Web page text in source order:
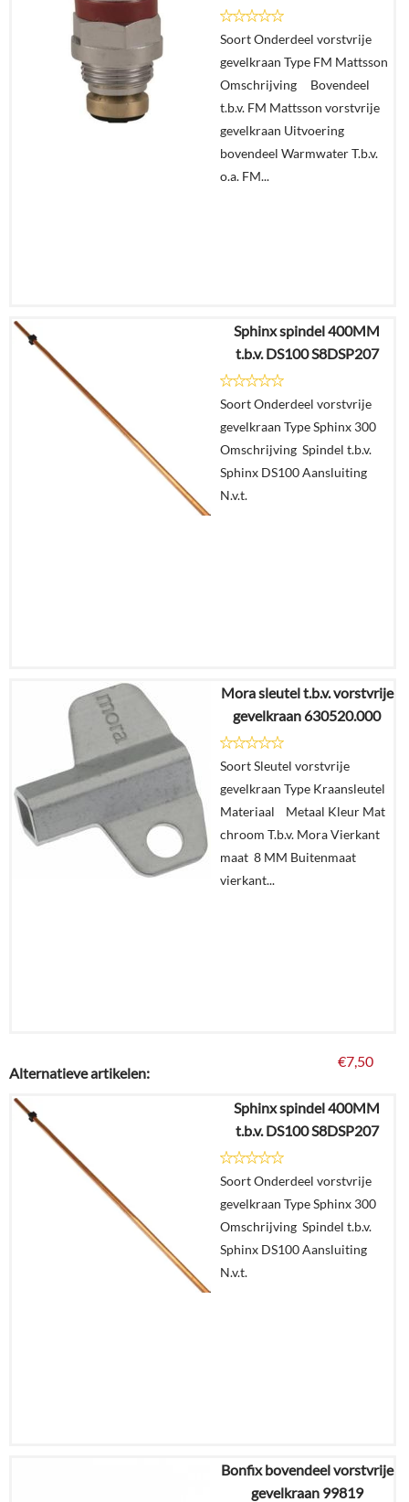
In
winkelmand
Soort Onderdeel vorstvrije
gevelkraan Type FM Mattsson
Omschrijving Bovendeel
t.b.v. FM Mattsson vorstvrije
gevelkraan Uitvoering
bovendeel Warmwater T.b.v.
o.a. FM...
€42,34
€31,56
Details
In
winkelmand
Sphinx spindel 400MM
t.b.v. DS100 S8DSP207
Soort Onderdeel vorstvrije
gevelkraan Type Sphinx 300
Omschrijving Spindel t.b.v.
Sphinx DS100 Aansluiting
N.v.t.
€29,77
In
winkelmand
Mora sleutel t.b.v. vorstvrije
gevelkraan 630520.000
Soort Sleutel vorstvrije
gevelkraan Type Kraansleutel
Materiaal Metaal Kleur Mat
chroom T.b.v. Mora Vierkant
maat 8 MM Buitenmaat
vierkant...
€7,50
Details
winkelmand
Alternatieve artikelen:
Sphinx spindel 400MM
t.b.v. DS100 S8DSP207
Soort Onderdeel vorstvrije
gevelkraan Type Sphinx 300
Omschrijving Spindel t.b.v.
Sphinx DS100 Aansluiting
N.v.t.
€29,77
Bonfix bovendeel vorstvrije
gevelkraan 99819